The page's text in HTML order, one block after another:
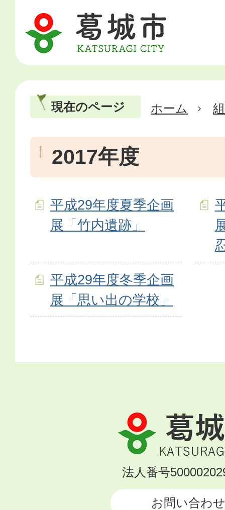
現在のページ ホーム
2017年度
平成29年度夏季企画
展「竹内遺跡」
平成29年度冬季企画
展「思い出の学校」
葛
城
市
KATSURAGI
法人番号
お問い合わせ